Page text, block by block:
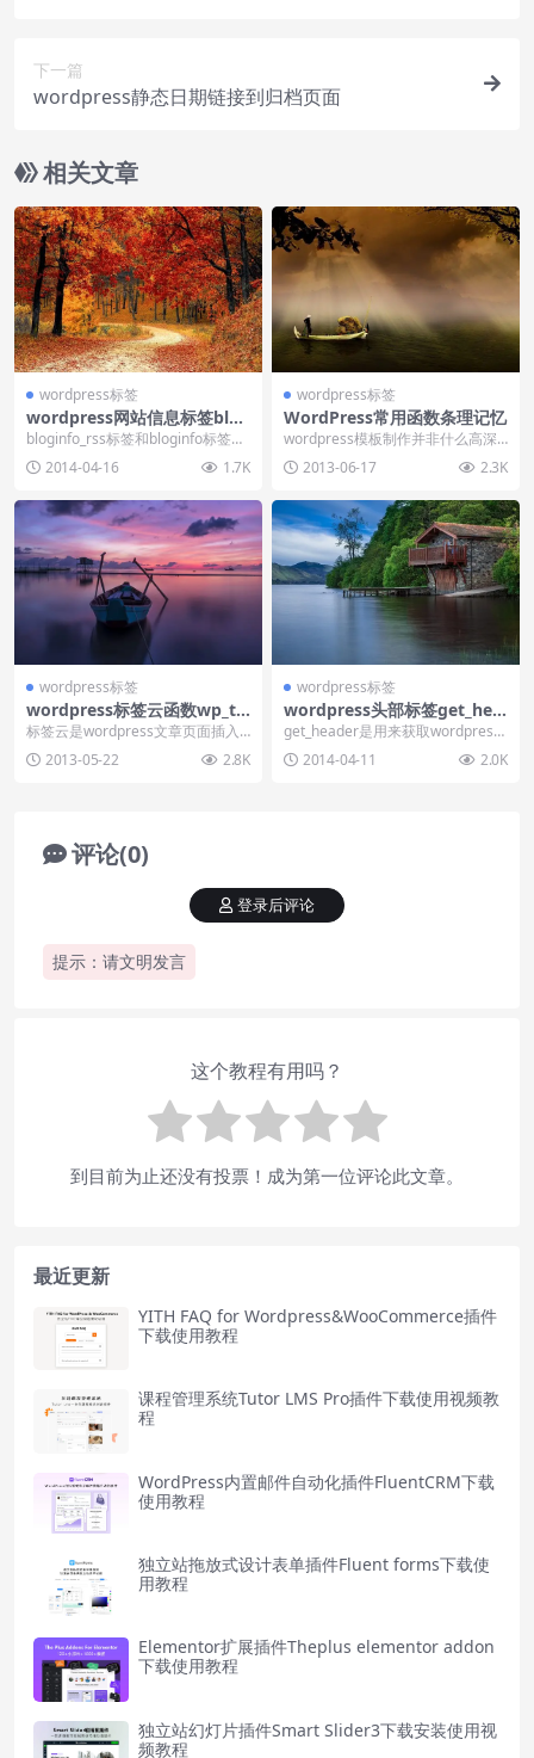
下一篇
wordpress静态日期链接到归档页面
相关文章
wordpress标签
wordpress网站信息标签blog
info_rss
bloginfo_rss标签和bloginfo标签的
用法一样，均是用来调用wor...
2014-04-16 1.7K
wordpress标签
WordPress常用函数条理记忆
wordpress模板制作并非什么高深
的技术，任何一个想学习模板制作
的朋友都可以...
2013-06-17 2.3K
wordpress标签
wordpress标签云函数wp_ta
g_cloud
标签云是wordpress文章页面插入
的内容，通过wordpress标签云函
数，...2013-05-22 2.8K
wordpress标签
wordpress头部标签get_hea
der使用
get_header是用来获取wordpress
头部模板header.php文件...
2014-04-11 2.0K
评论(0)
提示：请文明发言
登录后评论
这个教程有用吗？
到目前为止还没有投票！成为第一位评论此文章。
最近更新
YITH FAQ for Wordpress&WooCommerce插件
下载使用教程
课程管理系统Tutor LMS Pro插件下载使用视频教
程
WordPress内置邮件自动化插件FluentCRM下载
使用教程
独立站拖放式设计表单插件Fluent forms下载使
用教程
Elementor扩展插件Theplus elementor addon
下载使用教程
独立站幻灯片插件Smart Slider3下载安装使用视
频教程